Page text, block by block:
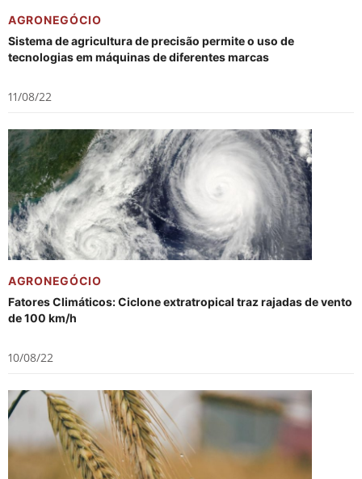
AGRONEGÓCIO
Sistema de agricultura de precisão permite o uso de
tecnologias em máquinas de diferentes marcas
11/08/22
AGRONEGÓCIO
Fatores Climáticos: Ciclone extratropical traz rajadas de vento
de 100 km/h
10/08/22